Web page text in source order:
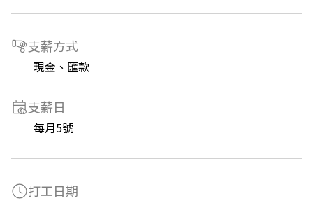
支薪方式
現金、匯款
支薪日
每月5號
打工日期